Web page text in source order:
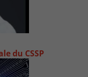
du CSSP